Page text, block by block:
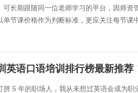
可长期跟随同一位老师学习的平台，因师
单节课价格作为判断标准，更应关注每节课
英语口语培训排行榜最新推
拼 5 年的职场人，我从未想过英语会成为